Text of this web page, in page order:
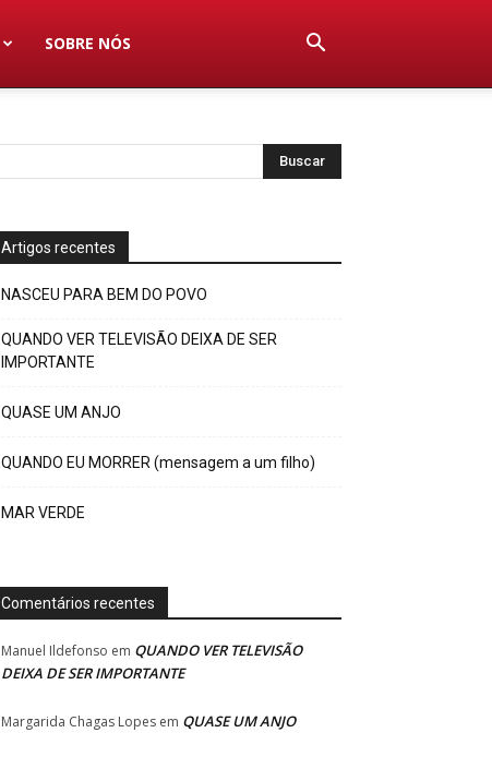
SOBRE NÓS
Artigos recentes
NASCEU PARA BEM DO POVO
QUANDO VER TELEVISÃO DEIXA DE SER
IMPORTANTE
QUASE UM ANJO
QUANDO EU MORRER (mensagem a um filho)
MAR VERDE
Comentários recentes
Manuel Ildefonso em QUANDO VER TELEVISÃO
DEIXA DE SER IMPORTANTE
Margarida Chagas Lopes em QUASE UM ANJO